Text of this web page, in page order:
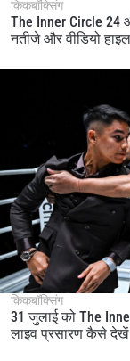
किकबॉक्सिंग
The Inner Circle 24
नतीजे और वीडियो
किकबॉक्सिंग
31 जुलाई को The
लाइव प्रसारण कैसे देखें